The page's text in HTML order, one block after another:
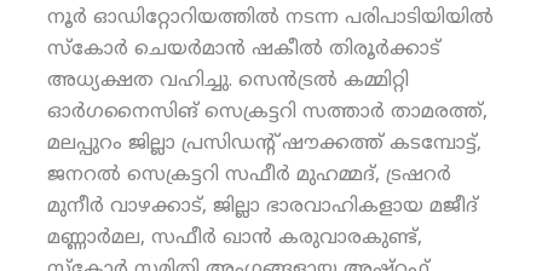
നൂര്‍ ഓഡിറ്റോറിയത്തില്‍ നടന്ന പരിപാടിയിയില്‍
സ്‌കോര്‍ ചെയര്‍മാന്‍ ഷകീല്‍ തിരൂര്‍ക്കാട്
അധ്യക്ഷത വഹിച്ചു. സെന്‍ട്രല്‍ കമ്മിറ്റി
ഓര്‍ഗനൈസിങ് സെക്രട്ടറി സത്താര്‍ താമരത്ത്,
മലപ്പുറം ജില്ലാ പ്രസിഡന്റ് ഷൗക്കത്ത് കടമ്പോട്ട്,
ജനറല്‍ സെക്രട്ടറി സഫീര്‍ മുഹമ്മദ്, ട്രഷറര്‍
മുനീര്‍ വാഴക്കാട്, ജില്ലാ ഭാരവാഹികളായ മജീദ്
മണ്ണാര്‍മല, സഫീര്‍ ഖാന്‍ കരുവാരകുണ്ട്,